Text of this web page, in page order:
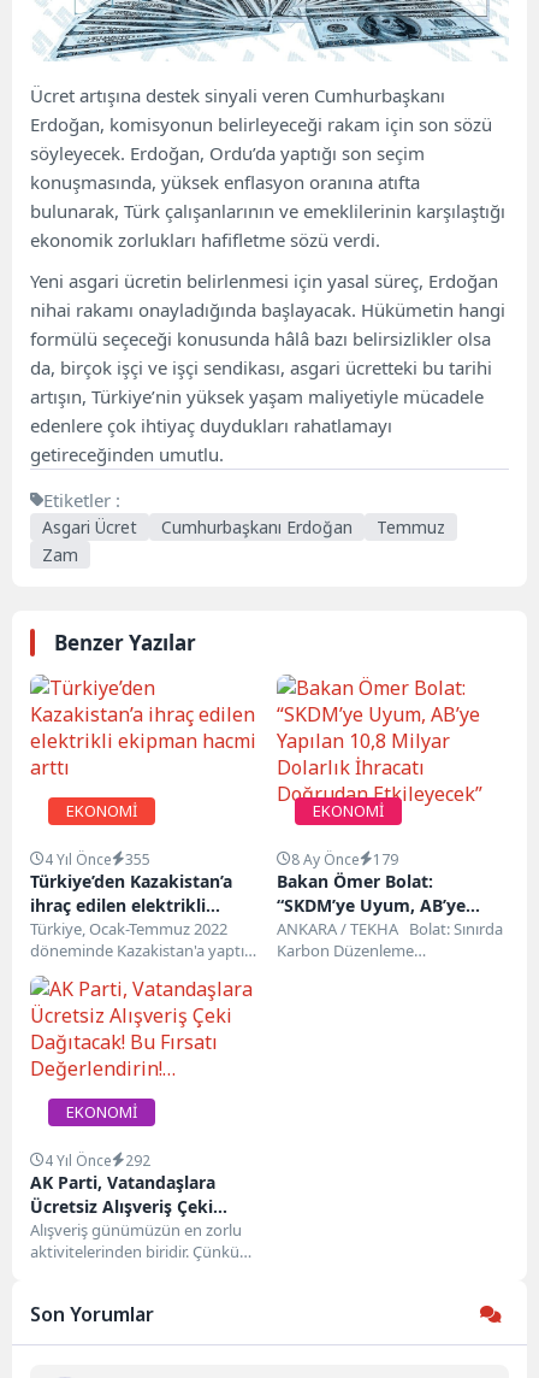
Ücret artışına destek sinyali veren Cumhurbaşkanı
Erdoğan, komisyonun belirleyeceği rakam için son sözü
söyleyecek. Erdoğan, Ordu’da yaptığı son seçim
konuşmasında, yüksek enflasyon oranına atıfta
bulunarak, Türk çalışanlarının ve emeklilerinin karşılaştığı
ekonomik zorlukları hafifletme sözü verdi.
Yeni asgari ücretin belirlenmesi için yasal süreç, Erdoğan
nihai rakamı onayladığında başlayacak. Hükümetin hangi
formülü seçeceği konusunda hâlâ bazı belirsizlikler olsa
da, birçok işçi ve işçi sendikası, asgari ücretteki bu tarihi
artışın, Türkiye’nin yüksek yaşam maliyetiyle mücadele
edenlere çok ihtiyaç duydukları rahatlamayı
getireceğinden umutlu.
Etiketler :
Asgari Ücret Cumhurbaşkanı Erdoğan
Temmuz
Zam
Benzer Yazılar
EKONOMİ
4 Yıl Önce 355
Türkiye’den Kazakistan’a
ihraç edilen elektrikli
ekipman hacmi arttı
Türkiye, Ocak-Temmuz 2022
döneminde Kazakistan'a yaptığı
elektrikli ekipman ihracatını
geçen yılın aynı dönemine göre
yüzde...
EKONOMİ
8 Ay Önce 179
Bakan Ömer Bolat:
“SKDM’ye Uyum, AB’ye
Yapılan 10,8 Milyar Dolarlık
İhracatı Doğrudan
ANKARA / TEKHA Bolat: Sınırda
Karbon Düzenleme
EKONOMİ
4 Yıl Önce 292
AK Parti, Vatandaşlara
Ücretsiz Alışveriş Çeki
Dağıtacak! Bu Fırsatı
Değerlendirin!…
Alışveriş günümüzün en zorlu
aktivitelerinden biridir. Çünkü
liraydı....
Son Yorumlar